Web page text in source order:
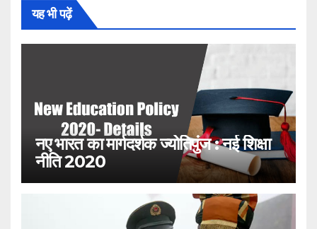
यह भी पढ़ें
नए भारत का मार्गदर्शक ज्योतिपुंज : नई शिक्षा
नीति 2020